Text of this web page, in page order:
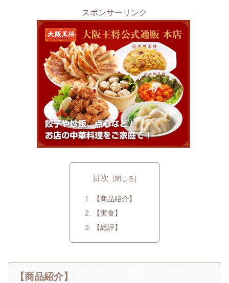
スポンサーリンク
目次
【商品紹介】
【実食】
【総評】
【商品紹介】